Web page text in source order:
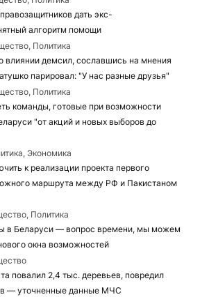
дать экс-
алгоритм помощи
Политика
влиянии демсил, сославшись на мнения
парировал: "У нас разные друзья"
Политика
команды, готовые при возможности
"от акций и новых выборов до
Экономика
к реализации проекта первого
маршрута между РФ и Пакистаном
Политика
в Беларуси — вопрос времени, мы можем
окна возможностей
повалил 2,4 тыс. деревьев, повредил
— уточненные данные МЧС